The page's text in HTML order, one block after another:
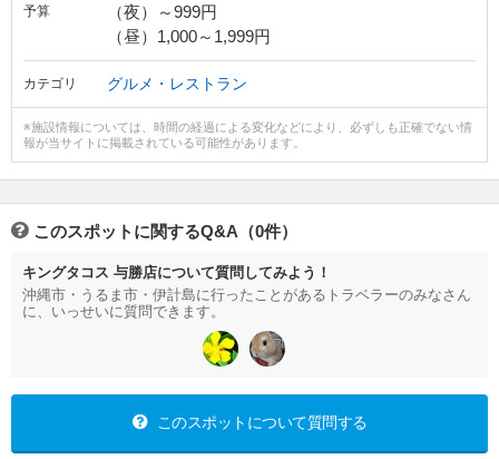
予算
（夜）～999円
（昼）1,000～1,999円
カテゴリ グルメ・レストラン
※施設情報については、時間の経過による変化などにより、必ずしも正確でない情
報が当サイトに掲載されている可能性があります。
このスポットに関するQ&A（0件）
キングタコス 与勝店について質問してみよう！
沖縄市・うるま市・伊計島に行ったことがあるトラベラーのみなさん
に、いっせいに質問できます。
このスポットについて質問する